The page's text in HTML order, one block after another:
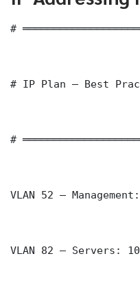
#
# IP Plan — Best
#
VLAN 52 —
VLAN 82 — Servers: